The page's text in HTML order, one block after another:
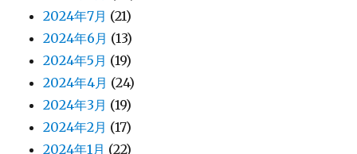
2024年7月 (21)
2024年6月 (13)
2024年5月 (19)
2024年4月 (24)
2024年3月 (19)
2024年2月 (17)
2024年1月 (22)